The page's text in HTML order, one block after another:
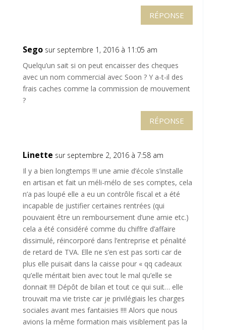
RÉPONSE
Sego sur septembre 1, 2016 à 11:05 am
Quelqu’un sait si on peut encaisser des cheques
avec un nom commercial avec Soon ? Y a-t-il des
frais caches comme la commission de mouvement
?
RÉPONSE
Linette sur septembre 2, 2016 à 7:58 am
Il y a bien longtemps !!! une amie d’école s’installe
en artisan et fait un méli-mélo de ses comptes, cela
n’a pas loupé elle a eu un contrôle fiscal et a été
incapable de justifier certaines rentrées (qui
pouvaient être un remboursement d’une amie etc.)
cela a été considéré comme du chiffre d’affaire
dissimulé, réincorporé dans l’entreprise et pénalité
de retard de TVA. Elle ne s’en est pas sorti car de
plus elle puisait dans la caisse pour « qq cadeaux
qu’elle méritait bien avec tout le mal qu’elle se
donnait !!!! Dépôt de bilan et tout ce qui suit… elle
trouvait ma vie triste car je privilégiais les charges
sociales avant mes fantaisies !!!! Alors que nous
avions la même formation mais visiblement pas la